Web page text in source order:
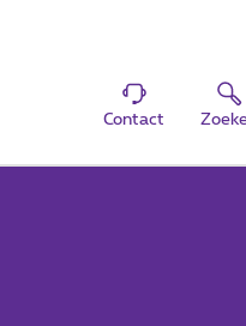
Contact